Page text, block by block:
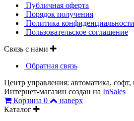
Публичная оферта
Порядок получения
Политика конфиденциальности
Пользовательское соглашение
Связь с нами
Обратная связь
Центр управления: автоматика, софт,
Интернет-магазин создан на InSales
Корзина 0
наверх
Каталог